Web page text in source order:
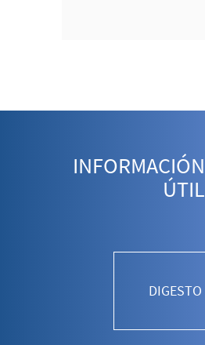
INFORMACIÓN
ÚTIL
DIGESTO